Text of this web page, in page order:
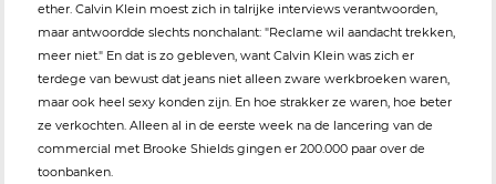
ether. Calvin Klein moest zich in talrijke interviews verantwoorden,
maar antwoordde slechts nonchalant: "Reclame wil aandacht trekken,
meer niet." En dat is zo gebleven, want Calvin Klein was zich er
terdege van bewust dat jeans niet alleen zware werkbroeken waren,
maar ook heel sexy konden zijn. En hoe strakker ze waren, hoe beter
ze verkochten. Alleen al in de eerste week na de lancering van de
commercial met Brooke Shields gingen er 200.000 paar over de
toonbanken.